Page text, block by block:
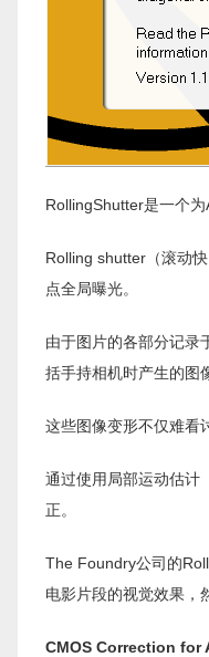
RollingShutter是一个
Rolling shutter（滚动
点全局曝光。
由于图片的各部分记录
括手持相机时产生的图
这些图像变形不仅难看
通过使用局部运动估计
正。
The Foundry公司的
电影片段的视觉效果，
CMOS Correction for